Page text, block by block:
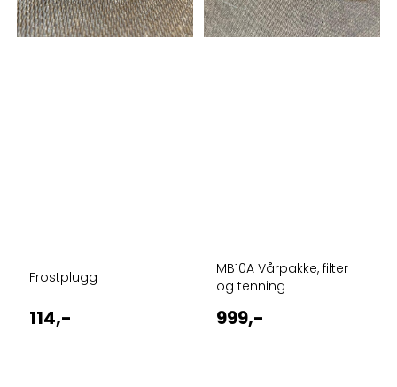
Frostplugg
114,-
MB10A Vårpakke, filter
og tenning
999,-